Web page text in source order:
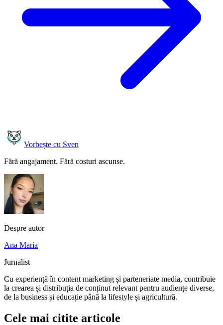
Vorbește cu Sven
Fără angajament. Fără costuri ascunse.
Despre autor
Ana Maria
Jurnalist
Cu experiență în content marketing și parteneriate media, contribuie
la crearea și distribuția de conținut relevant pentru audiențe diverse,
de la business și educație până la lifestyle și agricultură.
Cele mai citite articole